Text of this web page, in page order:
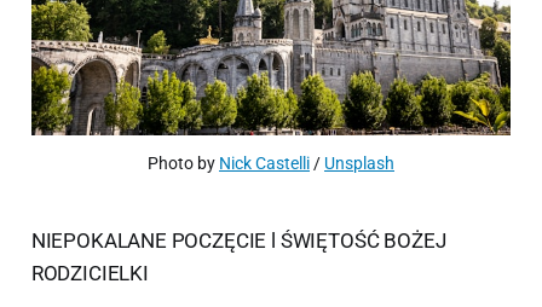
Photo by Nick Castelli / Unsplash
NIEPOKALANE POCZĘCIE l ŚWIĘTOŚĆ BOŻEJ
RODZICIELKI